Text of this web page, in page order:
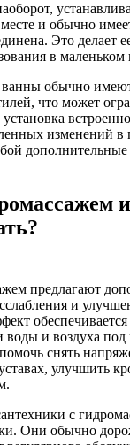
и обычно
Это делает
в маленьком
обычно
что может
изменений
предлагают
и
воды и воздуха
снять
улучшить
с
Они обычно